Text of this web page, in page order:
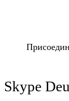
Skype